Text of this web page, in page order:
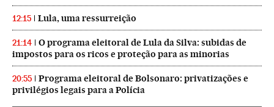
12:15 Lula, uma ressurreição
21:14
O programa eleitoral de Lula da Silva: subidas de
impostos para os ricos e proteção para as minorias
20:55
Programa eleitoral de Bolsonaro: privatizações e
privilégios legais para a Polícia